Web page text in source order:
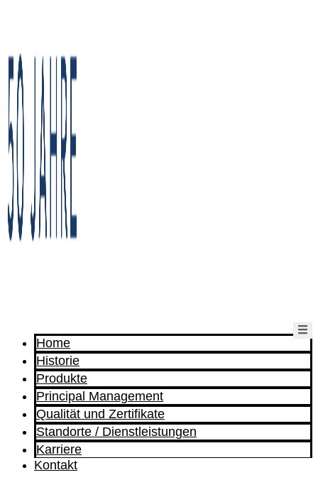
Home
Historie
Produkte
Principal Management
Qualität und Zertifikate
Standorte / Dienstleistungen
Karriere
Kontakt